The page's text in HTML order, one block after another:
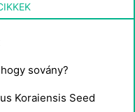
sovány?
Koraiensis Seed